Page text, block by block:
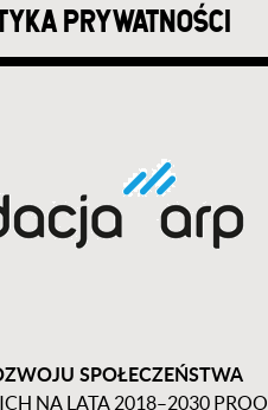
PRYWATNOŚCI
SPOŁECZEŃSTWA
NA LATA 2018–2030 PROO